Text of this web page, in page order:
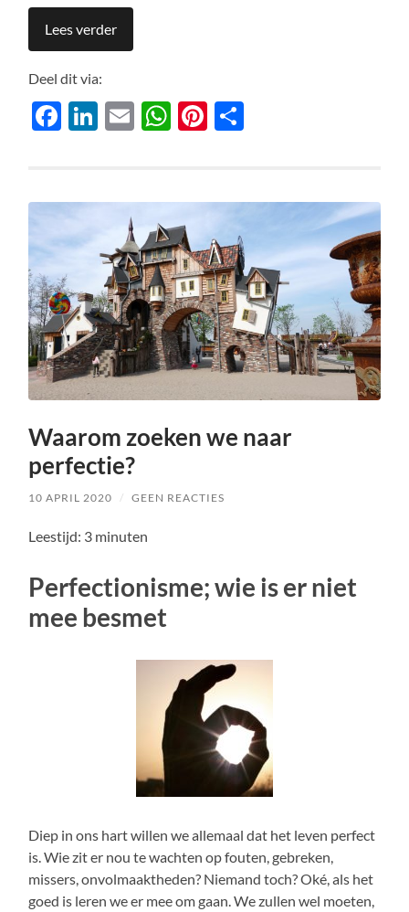
Lees verder
Deel dit via:
Facebook
LinkedIn
EmailWhatsApp
Pinterest
Waarom zoeken we naar
perfectie?
10 APRIL 2020 / GEEN REACTIES
Leestijd: 3 minuten
Perfectionisme; wie is er niet
mee besmet
Diep in ons hart willen we allemaal dat het leven perfect
is. Wie zit er nou te wachten op fouten, gebreken,
missers, onvolmaaktheden? Niemand toch? Oké, als het
goed is leren we er mee om gaan. We zullen wel moeten,